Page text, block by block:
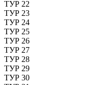
ТУР 22
ТУР 23
ТУР 24
ТУР 25
ТУР 26
ТУР 27
ТУР 28
ТУР 29
ТУР 30